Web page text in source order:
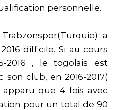
personnelle.
a
difficile. Si au cours
2016 , le togolais est
son club, en 2016-2017(
apparu que 4 fois avec
pour un total de 90